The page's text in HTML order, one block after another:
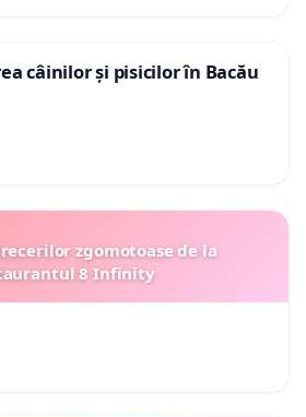
câinilor și pisicilor în Bacău
zgomotoase de la
8 Infinity